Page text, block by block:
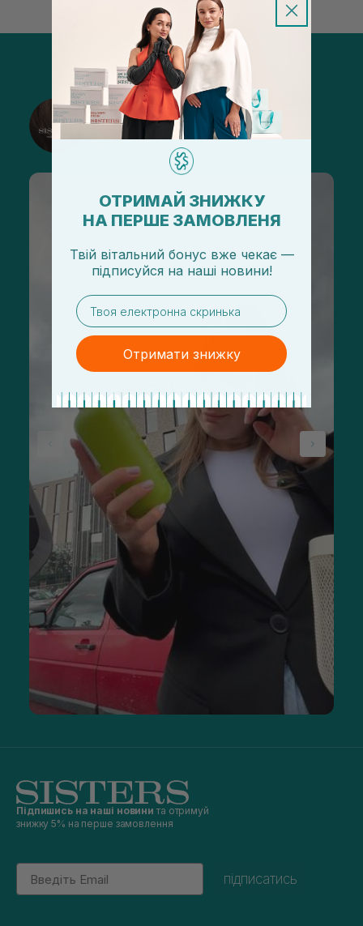
@sisters_stelmakh в Instagram
Підписатися
Підпишись на наші новини та отримуй
знижку 5% на перше замовлення
Email
підписатись
ОТРИМАЙ ЗНИЖКУ
НА ПЕРШЕ ЗАМОВЛЕНЯ
Твій вітальний бонус вже чекає —
підписуйся на наші новини!
email
Отримати знижку